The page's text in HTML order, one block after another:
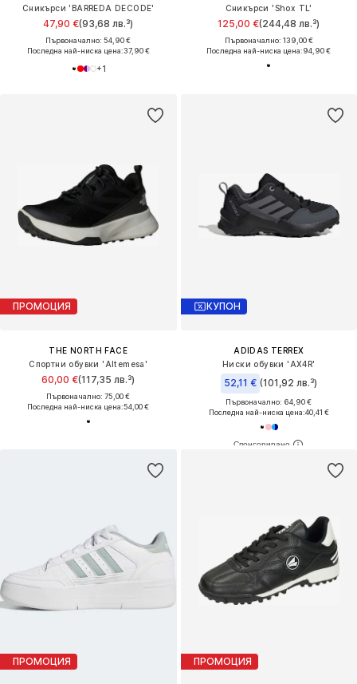
Сникърси 'BARREDA DECODE'
47,90 €(93,68 лв.³)
Първоначално: 54,90 €
Последна най-ниска цена:37,90 €
+1
Сникърси 'Shox TL'
125,00 €(244,48 лв.³)
Първоначално: 139,00 €
Последна най-ниска цена:94,90 €
ПРОМОЦИЯ
THE NORTH FACE
Спортни обувки 'Altemesa'
60,00 €(117,35 лв.³)
Първоначално: 75,00 €
Последна най-ниска цена:54,00 €
КУПОН
ADIDAS TERREX
Ниски обувки 'AX4R'
52,11 € (101,92 лв.³)
Първоначално: 64,90 €
Последна най-ниска цена:40,41 €
ПРОМОЦИЯ ПРОМОЦИЯ